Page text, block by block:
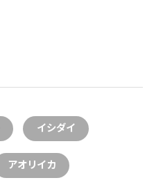
イシダイ
アオリイカ